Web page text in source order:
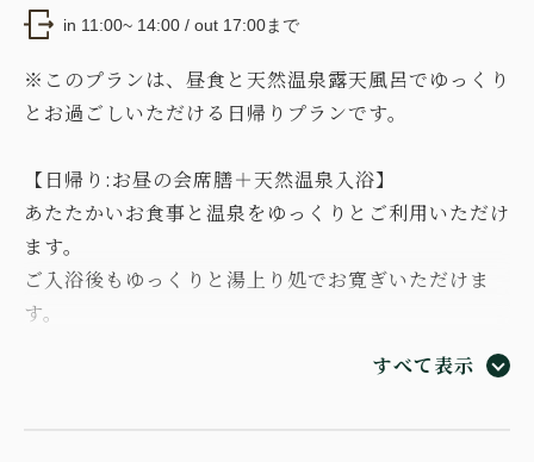
in 11:00~ 14:00 / out 17:00まで
※このプランは、昼食と天然温泉露天風呂でゆっくり
とお過ごしいただける日帰りプランです。
【日帰り:お昼の会席膳＋天然温泉入浴】
あたたかいお食事と温泉をゆっくりとご利用いただけ
ます。
ご入浴後もゆっくりと湯上り処でお寛ぎいただけま
す。
すべて表示